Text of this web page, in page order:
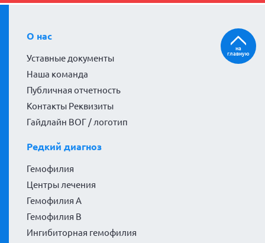
О нас
Уставные документы
Наша команда
Публичная отчетность
Контакты Реквизиты
Гайдлайн ВОГ / логотип
Редкий диагноз
Гемофилия
Центры лечения
Гемофилия А
Гемофилия В
Ингибиторная гемофилия
на
главную